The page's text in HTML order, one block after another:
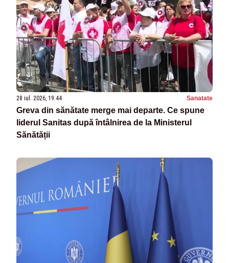
28 iul. 2026, 19:44 Sanatate
Greva din sănătate merge mai departe. Ce spune
liderul Sanitas după întâlnirea de la Ministerul
Sănătății